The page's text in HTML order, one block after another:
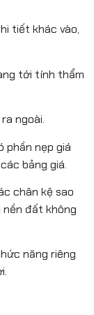
tiết khác vào,
tới tính thẩm
ngoài.
phần nẹp giá
bảng giá.
chân kệ sao
đất không
năng riêng